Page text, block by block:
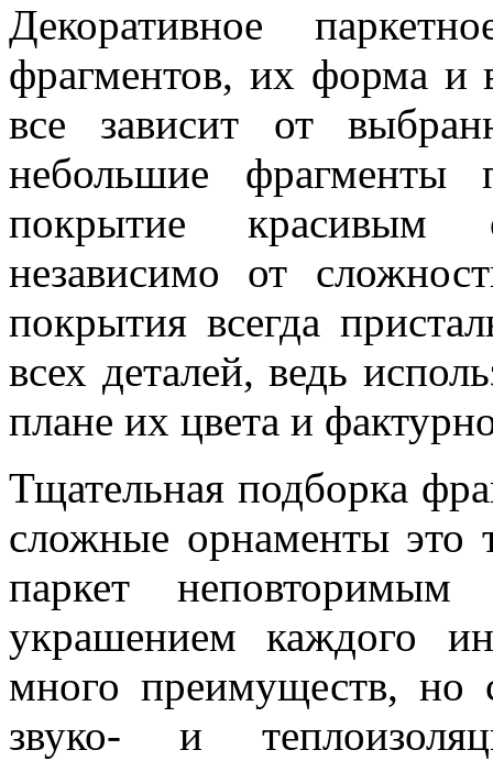
Декоративное
фрагментов, их форма и
все зависит от
небольшие фрагменты
покрытие красивым
независимо от
покрытия всегда
всех деталей, ведь
плане их цвета и
Тщательная подборка
сложные орнаменты это
паркет неповторимым
украшением каждого
много преимуществ,
звуко- и